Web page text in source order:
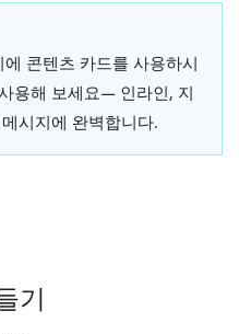
콘텐츠 카드를 사용하시
용해 보세요— 인라인, 지
시지에 완벽합니다.
기